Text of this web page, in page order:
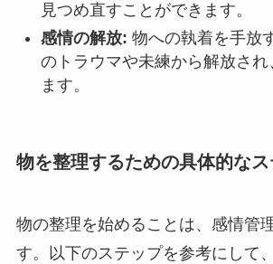
見つめ直すことができます。
感情の解放: 物への執着を手放
のトラウマや未練から解放され
ます。
物を整理するための具体的な
物の整理を始めることは、感情管
す。以下のステップを参考にして